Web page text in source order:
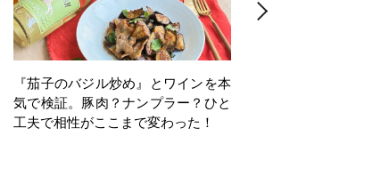
『茄子のバジル炒め』とワインを本
気で検証。豚肉？ナンプラー？ひと
工夫で相性がここまで変わった！